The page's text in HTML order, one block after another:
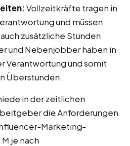
Vollzeitkräfte tragen in
und müssen
zusätzliche Stunden
und Nebenjobber haben in
Verantwortung und somit
Überstunden.
in der zeitlichen
die Anforderungen
Marketing-
je nach